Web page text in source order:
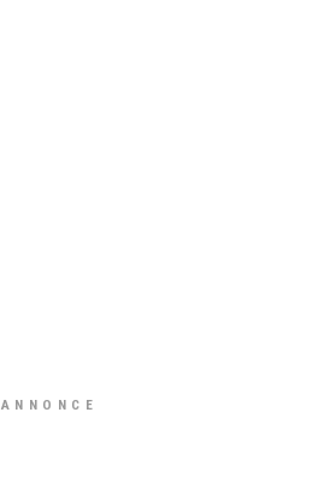
ANNONCE